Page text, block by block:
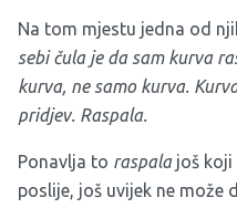
Na tom mjestu jedna od
sebi čula je da sam kurva
kurva, ne samo kurva.
pridjev. Raspala.
Ponavlja to raspalajoš koji
poslije, još uvijek ne može